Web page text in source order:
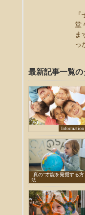
堂
ま
っ
最新記事一覧の
Information
”真の”才能を発掘する方
法